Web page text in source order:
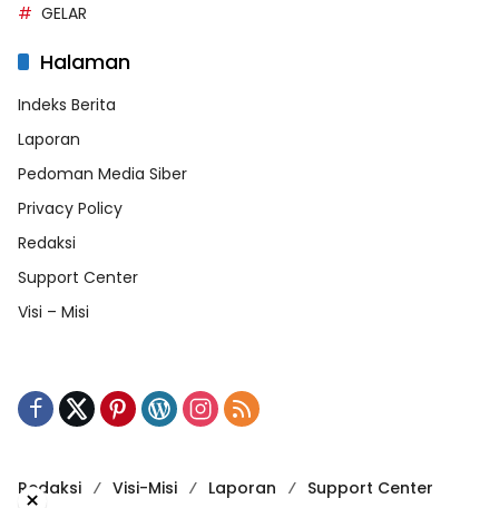
GELAR
Halaman
Indeks Berita
Laporan
Pedoman Media Siber
Privacy Policy
Redaksi
Support Center
Visi – Misi
Redaksi Visi-Misi Laporan Support Center
×